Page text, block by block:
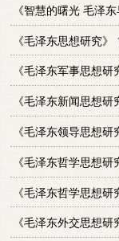
《智慧的曙光 毛泽
《毛泽东思想研究》
《毛泽东军事思想研
《毛泽东新闻思想研
《毛泽东领导思想研
《毛泽东哲学思想研
《毛泽东哲学思想研
《毛泽东外交思想研